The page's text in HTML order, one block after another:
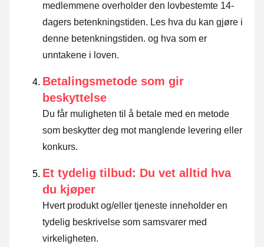
medlemmene overholder den lovbestemte 14-
dagers betenkningstiden. Les hva du kan gjøre i
denne betenkningstiden. og hva som er
unntakene i loven.
Betalingsmetode som gir
beskyttelse
Du får muligheten til å betale med en metode
som beskytter deg mot manglende levering eller
konkurs.
Et tydelig tilbud: Du vet alltid hva
du kjøper
Hvert produkt og/eller tjeneste inneholder en
tydelig beskrivelse som samsvarer med
virkeligheten.